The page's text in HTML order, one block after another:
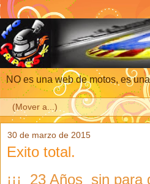
NO es una web de motos, es
30 de marzo de 2015
Exito total.
¡¡¡ 23 Años sin para